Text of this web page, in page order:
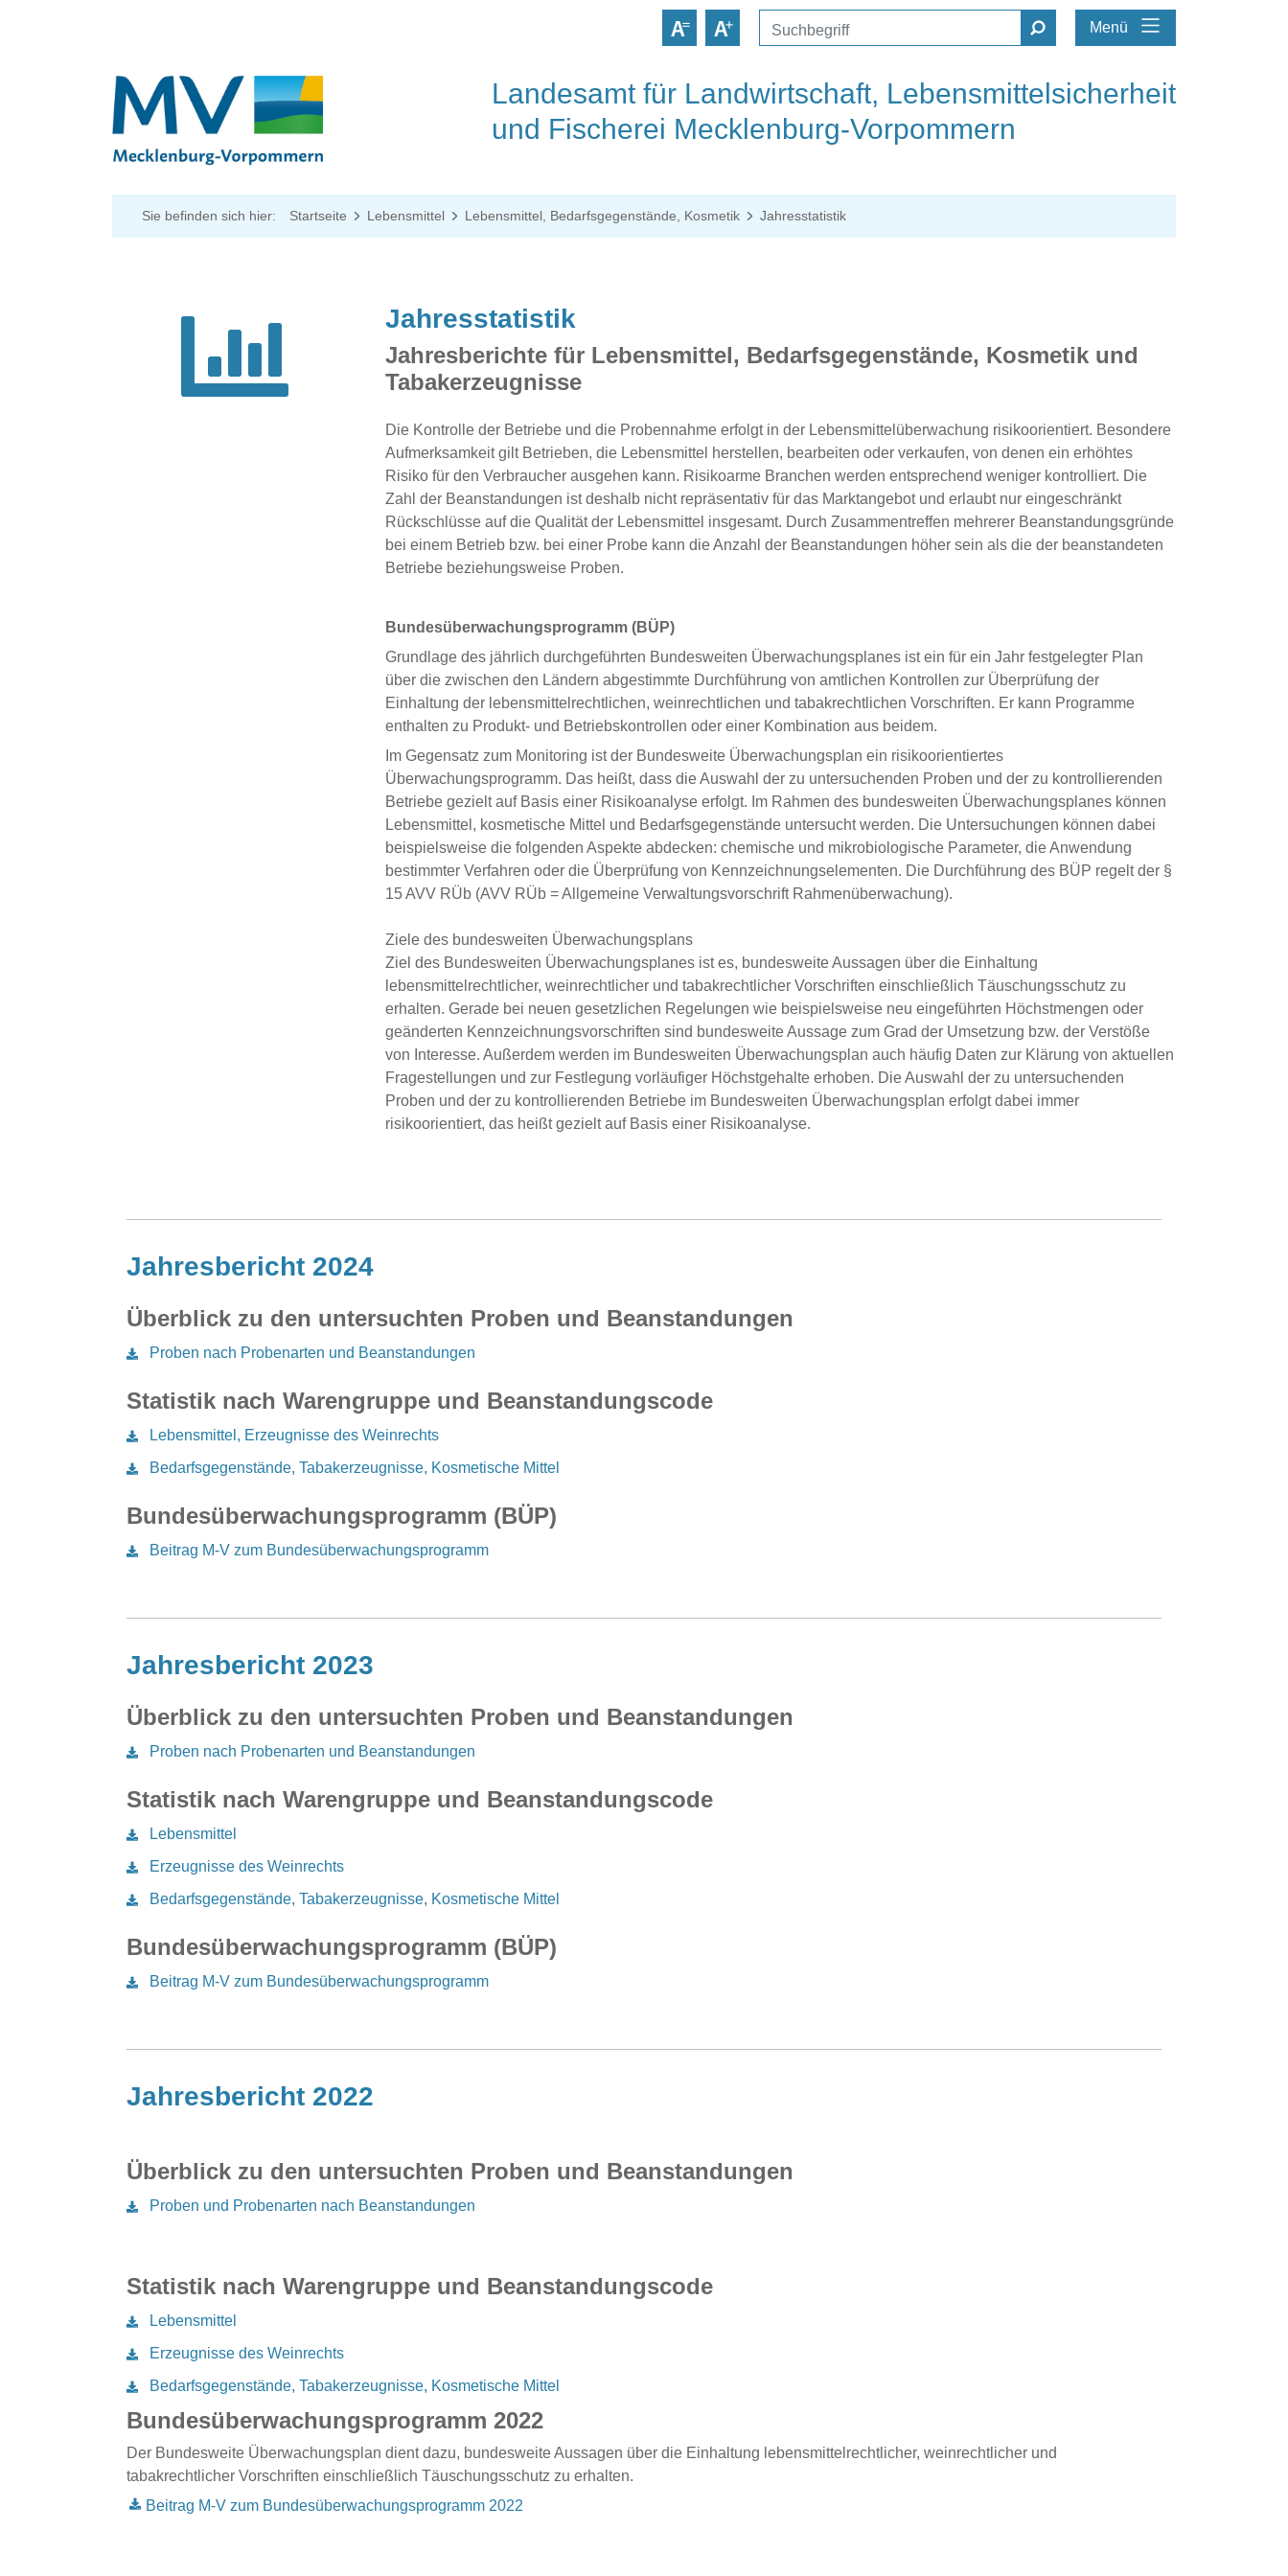
Menü
Landesamt für Landwirtschaft, Lebensmittelsicherheit
und Fischerei Mecklenburg-Vorpommern
Sie befinden sich hier: Startseite Lebensmittel Lebensmittel, Bedarfsgegenstände, Kosmetik Jahresstatistik
Jahresstatistik
Jahresberichte für Lebensmittel, Bedarfsgegenstände, Kosmetik und
Tabakerzeugnisse
Die Kontrolle der Betriebe und die Probennahme erfolgt in der Lebensmittelüberwachung risikoorientiert. Besondere
Aufmerksamkeit gilt Betrieben, die Lebensmittel herstellen, bearbeiten oder verkaufen, von denen ein erhöhtes
Risiko für den Verbraucher ausgehen kann. Risikoarme Branchen werden entsprechend weniger kontrolliert. Die
Zahl der Beanstandungen ist deshalb nicht repräsentativ für das Marktangebot und erlaubt nur eingeschränkt
Rückschlüsse auf die Qualität der Lebensmittel insgesamt. Durch Zusammentreffen mehrerer Beanstandungsgründe
bei einem Betrieb bzw. bei einer Probe kann die Anzahl der Beanstandungen höher sein als die der beanstandeten
Betriebe beziehungsweise Proben.
Bundesüberwachungsprogramm (BÜP)
Grundlage des jährlich durchgeführten Bundesweiten Überwachungsplanes ist ein für ein Jahr festgelegter Plan
über die zwischen den Ländern abgestimmte Durchführung von amtlichen Kontrollen zur Überprüfung der
Einhaltung der lebensmittelrechtlichen, weinrechtlichen und tabakrechtlichen Vorschriften. Er kann Programme
enthalten zu Produkt- und Betriebskontrollen oder einer Kombination aus beidem.
Im Gegensatz zum Monitoring ist der Bundesweite Überwachungsplan ein risikoorientiertes
Überwachungsprogramm. Das heißt, dass die Auswahl der zu untersuchenden Proben und der zu kontrollierenden
Betriebe gezielt auf Basis einer Risikoanalyse erfolgt. Im Rahmen des bundesweiten Überwachungsplanes können
Lebensmittel, kosmetische Mittel und Bedarfsgegenstände untersucht werden. Die Untersuchungen können dabei
beispielsweise die folgenden Aspekte abdecken: chemische und mikrobiologische Parameter, die Anwendung
bestimmter Verfahren oder die Überprüfung von Kennzeichnungselementen. Die Durchführung des BÜP regelt der §
15 AVV RÜb (AVV RÜb = Allgemeine Verwaltungsvorschrift Rahmenüberwachung).
Ziele des bundesweiten Überwachungsplans
Ziel des Bundesweiten Überwachungsplanes ist es, bundesweite Aussagen über die Einhaltung
lebensmittelrechtlicher, weinrechtlicher und tabakrechtlicher Vorschriften einschließlich Täuschungsschutz zu
erhalten. Gerade bei neuen gesetzlichen Regelungen wie beispielsweise neu eingeführten Höchstmengen oder
geänderten Kennzeichnungsvorschriften sind bundesweite Aussage zum Grad der Umsetzung bzw. der Verstöße
von Interesse. Außerdem werden im Bundesweiten Überwachungsplan auch häufig Daten zur Klärung von aktuellen
Fragestellungen und zur Festlegung vorläufiger Höchstgehalte erhoben. Die Auswahl der zu untersuchenden
Proben und der zu kontrollierenden Betriebe im Bundesweiten Überwachungsplan erfolgt dabei immer
risikoorientiert, das heißt gezielt auf Basis einer Risikoanalyse.
Jahresbericht 2024
Überblick zu den untersuchten Proben und Beanstandungen
Proben nach Probenarten und Beanstandungen
Statistik nach Warengruppe und Beanstandungscode
Lebensmittel, Erzeugnisse des Weinrechts
Bedarfsgegenstände, Tabakerzeugnisse, Kosmetische Mittel
Bundesüberwachungsprogramm (BÜP)
Beitrag M-V zum Bundesüberwachungsprogramm
Jahresbericht 2023
Überblick zu den untersuchten Proben und Beanstandungen
Proben nach Probenarten und Beanstandungen
Statistik nach Warengruppe und Beanstandungscode
Lebensmittel
Erzeugnisse des Weinrechts
Bedarfsgegenstände, Tabakerzeugnisse, Kosmetische Mittel
Bundesüberwachungsprogramm (BÜP)
Beitrag M-V zum Bundesüberwachungsprogramm
Jahresbericht 2022
Überblick zu den untersuchten Proben und Beanstandungen
Proben und Probenarten nach Beanstandungen
Statistik nach Warengruppe und Beanstandungscode
Lebensmittel
Erzeugnisse des Weinrechts
Bedarfsgegenstände, Tabakerzeugnisse, Kosmetische Mittel
Bundesüberwachungsprogramm 2022
Der Bundesweite Überwachungsplan dient dazu, bundesweite Aussagen über die Einhaltung lebensmittelrechtlicher, weinrechtlicher und
tabakrechtlicher Vorschriften einschließlich Täuschungsschutz zu erhalten.
Beitrag M-V zum Bundesüberwachungsprogramm 2022